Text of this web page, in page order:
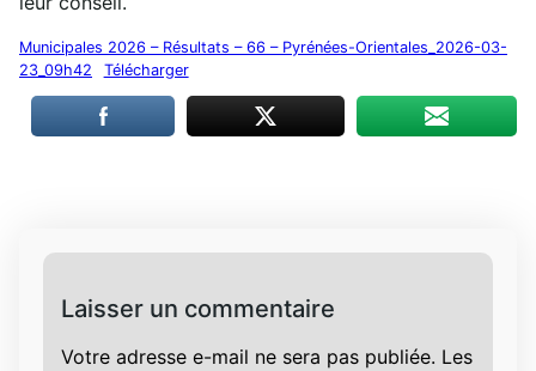
Municipales 2026 – Résultats – 66 – Pyrénées-Orientales_2026-03-
23_09h42
Télécharger
Laisser un commentaire
Votre adresse e-mail ne sera pas publiée. Les